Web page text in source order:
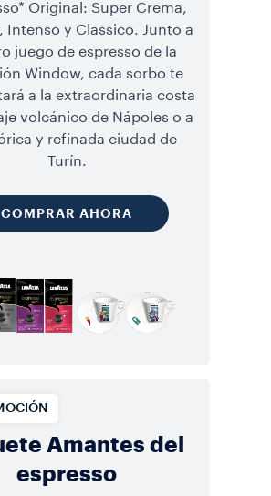
Original: Super Crema,
Intenso y Classico. Junto a
juego de espresso de la
Window, cada sorbo te
a la extraordinaria costa
volcánico de Nápoles o a
y refinada ciudad de
Turín.
COMPRAR AHORA
Amantes del
espresso